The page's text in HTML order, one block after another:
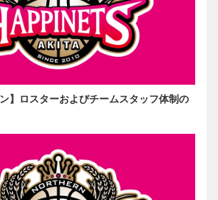
】ロスターおよびチームスタッフ体制の